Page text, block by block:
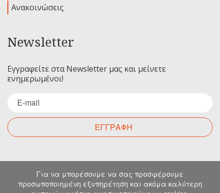
Ανακοινώσεις
Newsletter
Εγγραφείτε στα Newsletter μας και μείνετε
ενημερωμένοι!
ΕΓΓΡΑΦΗ
Επικοινωνία
Για να μπορέσουμε να σας προσφέρουμε
προσωποποιημένη εξυπηρέτηση και ακόμα καλύτερη